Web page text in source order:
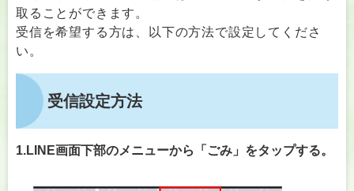
取ることができます。
受信を希望する方は、以下の方法で設定してくださ
い。
受信設定方法
1.LINE画面下部のメニューから「ごみ」をタップする。